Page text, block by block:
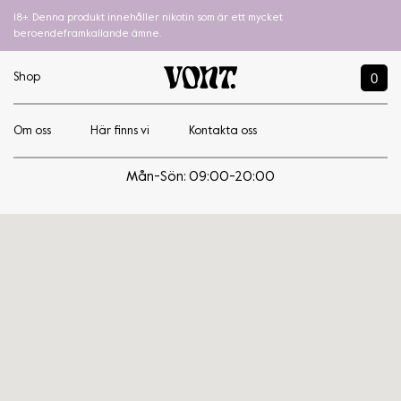
18+. Denna produkt innehåller nikotin som är ett mycket
beroendeframkallande ämne.
Shop 0
Om oss Här finns vi Kontakta oss
Tobacconist Store – Malmö Emporia
Mån-Sön: 09:00-20:00